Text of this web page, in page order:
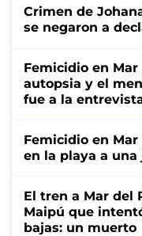
Crimen de
se negaron a
Femicidio en
autopsia y el
fue a la
Femicidio en
en la playa a
El tren a Mar del
Maipú que
bajas: un muerto